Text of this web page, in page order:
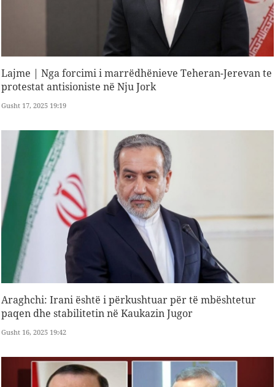
Lajme | Nga forcimi i marrëdhënieve Teheran-Jerevan te
protestat antisioniste në Nju Jork
Gusht 17, 2025 19:19
Araghchi: Irani është i përkushtuar për të mbështetur
paqen dhe stabilitetin në Kaukazin Jugor
Gusht 16, 2025 19:42